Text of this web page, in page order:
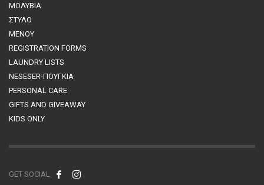
ΜΟΛΥΒΙΑ
ΣΤΥΛΟ
ΜΕΝΟΥ
REGISTRATION FORMS
LAUNDRY LISTS
NESESER-ΠΟΥΓΚΙΑ
PERSONAL CARE
GIFTS AND GIVEAWAY
KIDS ONLY
GET SOCIAL